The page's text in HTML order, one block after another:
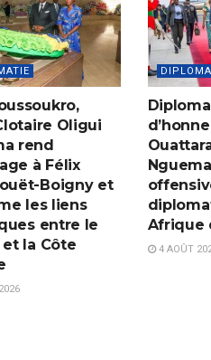
Oligui
rend
à Félix
Boigny et
les liens
entre le
et la Côte
Afrique
4 AOÛT